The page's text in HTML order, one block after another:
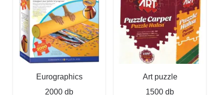
Eurographics
2000 db
Art puzzle
1500 db